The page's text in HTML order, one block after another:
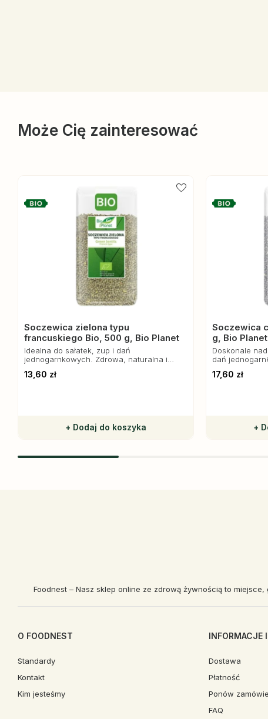
Może Cię zainteresować
Soczewica zielona typu
francuskiego Bio, 500 g, Bio Planet
Idealna do sałatek, zup i dań
jednogarnkowych. Zdrowa, naturalna i
13,60 zł
+ Dodaj do koszyka
Soczewica
g, Bio Planet
Doskonale
dań
sałatkami
17,60 zł
+
Foodnest – Nasz sklep online ze zdrową żywnością to
O FOODNEST
Standardy
Kontakt
Kim jesteśmy
INFORMACJE
Dostawa
Płatność
Ponów
FAQ